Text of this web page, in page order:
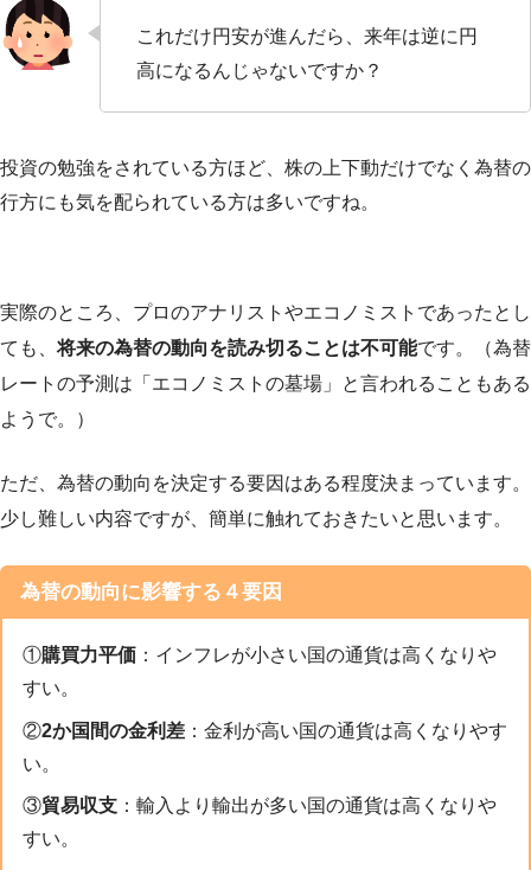
これだけ円安が進んだら、来年は逆に円
高になるんじゃないですか？
投資の勉強をされている方ほど、株の上下動だけでなく為替の
行方にも気を配られている方は多いですね。
実際のところ、プロのアナリストやエコノミストであったとし
ても、将来の為替の動向を読み切ることは不可能です。（為替
レートの予測は「エコノミストの墓場」と言われることもある
ようで。）
ただ、為替の動向を決定する要因はある程度決まっています。
少し難しい内容ですが、簡単に触れておきたいと思います。
為替の動向に影響する４要因
①購買力平価 ：インフレが小さい国の通貨は高くなりや
すい。
②2か国間の金利差 ：金利が高い国の通貨は高くなりやす
い。
③貿易収支 ：輸入より輸出が多い国の通貨は高くなりや
すい。